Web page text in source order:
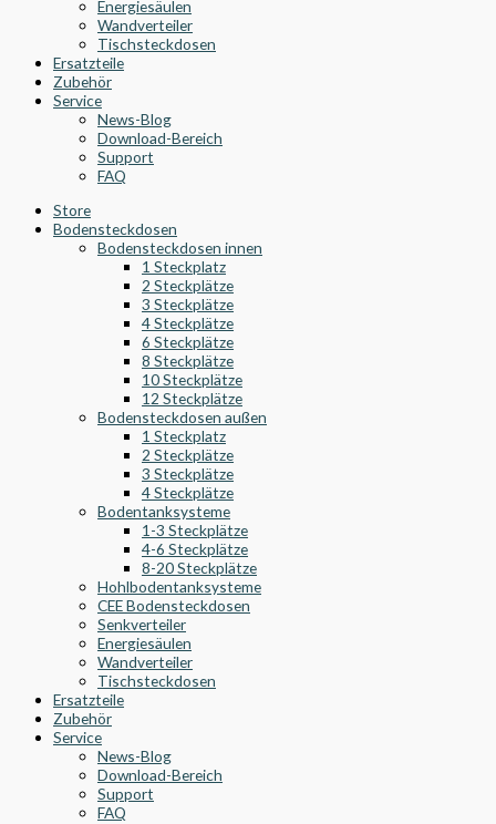
Energiesäulen
Wandverteiler
Tischsteckdosen
Ersatzteile
Zubehör
Service
News-Blog
Download-Bereich
Support
FAQ
Store
Bodensteckdosen
Bodensteckdosen innen
1 Steckplatz
2 Steckplätze
3 Steckplätze
4 Steckplätze
6 Steckplätze
8 Steckplätze
10 Steckplätze
12 Steckplätze
Bodensteckdosen außen
1 Steckplatz
2 Steckplätze
3 Steckplätze
4 Steckplätze
Bodentanksysteme
1-3 Steckplätze
4-6 Steckplätze
8-20 Steckplätze
Hohlbodentanksysteme
CEE Bodensteckdosen
Senkverteiler
Energiesäulen
Wandverteiler
Tischsteckdosen
Ersatzteile
Zubehör
Service
News-Blog
Download-Bereich
Support
FAQ